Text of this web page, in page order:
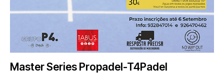
Master Series Propadel-T4Padel